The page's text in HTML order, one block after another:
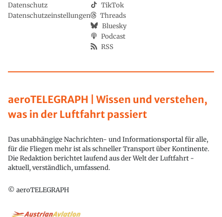
aeroTELEGRAPH | Wissen und verstehen,
was in der Luftfahrt passiert
Das unabhängige Nachrichten- und Informationsportal für alle,
für die Fliegen mehr ist als schneller Transport über Kontinente.
Die Redaktion berichtet laufend aus der Welt der Luftfahrt -
aktuell, verständlich, umfassend.
© aeroTELEGRAPH
Datenschutz
Datenschutzeinstellungen
TikTok
Threads
Bluesky
Podcast
RSS